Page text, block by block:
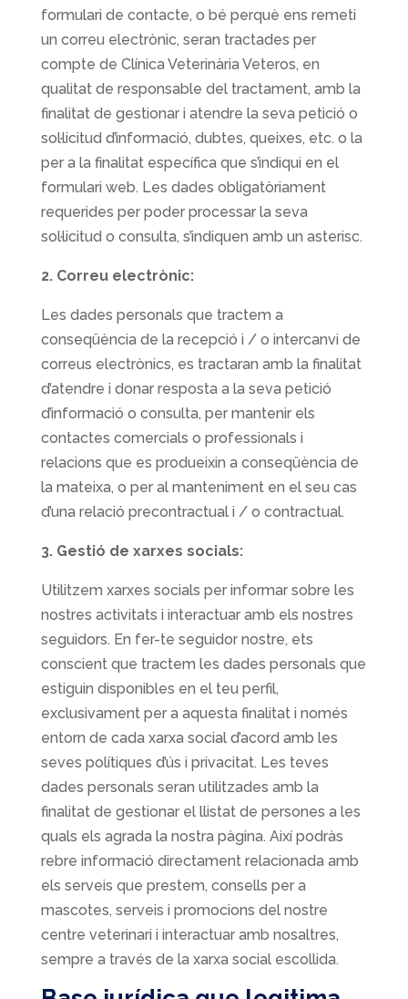
formulari de contacte, o bé perquè ens remeti
un correu electrònic, seran tractades per
compte de Clínica Veterinària Veteros, en
qualitat de responsable del tractament, amb la
finalitat de gestionar i atendre la seva petició o
sol·licitud d’informació, dubtes, queixes, etc. o la
per a la finalitat específica que s’indiqui en el
formulari web. Les dades obligatòriament
requerides per poder processar la seva
sol·licitud o consulta, s’indiquen amb un asterisc.
2. Correu electrònic:
Les dades personals que tractem a
conseqüència de la recepció i / o intercanvi de
correus electrònics, es tractaran amb la finalitat
d’atendre i donar resposta a la seva petició
d’informació o consulta, per mantenir els
contactes comercials o professionals i
relacions que es produeixin a conseqüència de
la mateixa, o per al manteniment en el seu cas
d’una relació precontractual i / o contractual.
3. Gestió de xarxes socials:
Utilitzem xarxes socials per informar sobre les
nostres activitats i interactuar amb els nostres
seguidors. En fer-te seguidor nostre, ets
conscient que tractem les dades personals que
estiguin disponibles en el teu perfil,
exclusivament per a aquesta finalitat i només
entorn de cada xarxa social d’acord amb les
seves polítiques d’ús i privacitat. Les teves
dades personals seran utilitzades amb la
finalitat de gestionar el llistat de persones a les
quals els agrada la nostra pàgina. Així podràs
rebre informació directament relacionada amb
els serveis que prestem, consells per a
mascotes, serveis i promocions del nostre
centre veterinari i interactuar amb nosaltres,
sempre a través de la xarxa social escollida.